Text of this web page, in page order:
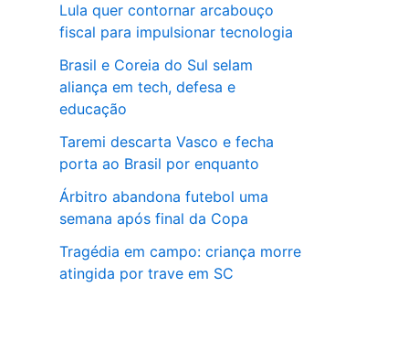
Lula quer contornar arcabouço
fiscal para impulsionar tecnologia
Brasil e Coreia do Sul selam
aliança em tech, defesa e
educação
Taremi descarta Vasco e fecha
porta ao Brasil por enquanto
Árbitro abandona futebol uma
semana após final da Copa
Tragédia em campo: criança morre
atingida por trave em SC